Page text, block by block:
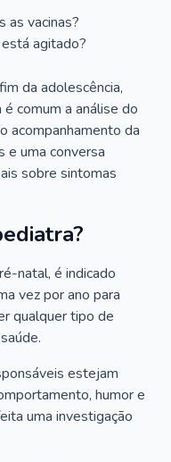
as vacinas?
agitado?
da adolescência,
comum a análise do
acompanhamento da
e uma conversa
sobre sintomas
natal, é indicado
vez por ano para
qualquer tipo de
estejam
humor e
uma investigação